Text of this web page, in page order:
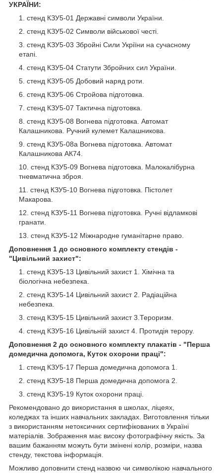
УКРАЇНИ:
стенд КЗУ5-01 Державні символи України.
стенд КЗУ5-02 Символи військової честі.
стенд КЗУ5-03 Збройні Сили Укріїни на сучасному
етапі.
стенд КЗУ5-04 Статути Збройних сил України.
стенд КЗУ5-05 Добовий наряд роти.
стенд КЗУ5-06 Стройова підготовка.
стенд КЗУ5-07 Тактична підготовка.
стенд КЗУ5-08 Вогнева підготовка. Автомат
Калашникова. Ручний кулемет Калашникова.
стенд КЗУ5-08а Вогнева підготовка. Автомат
Калашникова АК74.
стенд КЗУ5-09 Вогнева підготовка. Малокалібурна
тневматична зброя.
стенд КЗУ5-10 Вогнева підготовка. Пістолет
Макарова.
стенд КЗУ5-11 Вогнева підготовка. Ручні відламкові
гранати.
стенд КЗУ5-12 Міжнародне гуманітарне право.
Доповнення 1 до основного комплекту стендів -
"Цивільний захист":
стенд КЗУ5-13 Цивільний захист 1. Хімічна та
біологічна небезпека.
стенд КЗУ5-14 Цивільний захист 2. Радіаційна
небезпека.
стенд КЗУ5-15 Цивільний захист 3.Тероризм.
стенд КЗУ5-16 Цивільній захист 4. Протидія терору.
Доповнення 2 до основного комплекту плакатів - "Перша
домедична допомога, Куток охорони праці":
стенд КЗУ5-17 Перша домедична допомога 1.
стенд КЗУ5-18 Перша домедична допомога 2.
стенд КЗУ5-19 Куток охорони праці.
Рекомендовано до використання в школах, ліцеях,
коледжах та інших навчальних закладах. Виготовлення тільки
з використанням нетоксичних сертифікованих в Україні
матеріалів. Зображення має високу фотографічну якість. За
вашим бажанням можуть бути змінені колір, розміри, назва
стенду, текстова інформація.
Можливо доповнити стенд назвою чи символікою навчального